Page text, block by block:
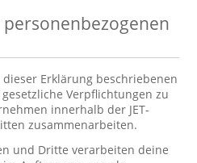
dieser Erklärung beschriebenen
Verpflichtungen zu
innerhalb der JET-
zusammenarbeiten.
und Dritte verarbeiten deine